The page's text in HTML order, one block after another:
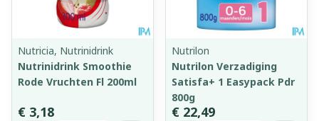
Nutricia, Nutrinidrink
Nutrinidrink Smoothie
Rode Vruchten Fl 200ml
€ 3,18
Nutrilon
Nutrilon Verzadiging
Satisfa+ 1 Easypack Pdr
800g
€ 22,49